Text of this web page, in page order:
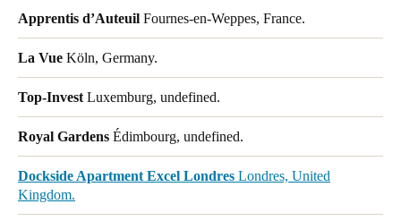
Apprentis d’Auteuil Fournes-en-Weppes, France.
La Vue Köln, Germany.
Top-Invest Luxemburg, undefined.
Royal Gardens Édimbourg, undefined.
Dockside Apartment Excel Londres Londres, United
Kingdom.